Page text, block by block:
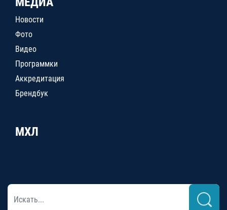
Новости
Фото
Видео
Программки
Аккредитация
Брендбук
МХЛ